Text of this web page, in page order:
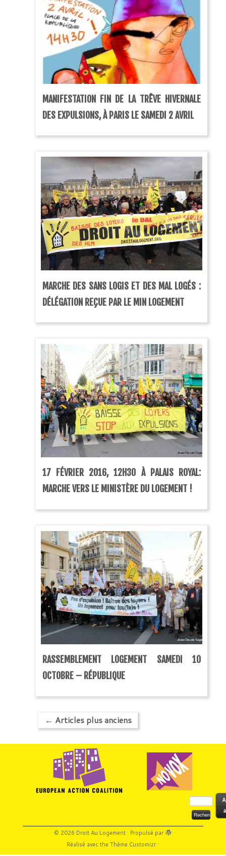
MANIFESTATION FIN DE LA TRÊVE HIVERNALE
DES EXPULSIONS, À PARIS LE SAMEDI 2 AVRIL
MARCHE DES SANS LOGIS ET DES MAL LOGÉS :
DÉLÉGATION REÇUE PAR LE MIN LOGEMENT
17 FÉVRIER 2016, 12H30 À PALAIS ROYAL:
MARCHE VERS LE MINISTÈRE DU LOGEMENT !
RASSEMBLEMENT LOGEMENT SAMEDI 10
OCTOBRE – RÉPUBLIQUE
← Articles plus anciens
Rechercher :
· © 2026 Droit Au Logement· Propulsé par
·
Réalisé avec theThème Customizr·